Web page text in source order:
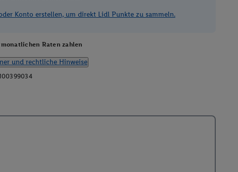
Konto erstellen, um direkt Lidl Punkte zu sammeln.
Raten zahlen
und rechtliche Hinweise